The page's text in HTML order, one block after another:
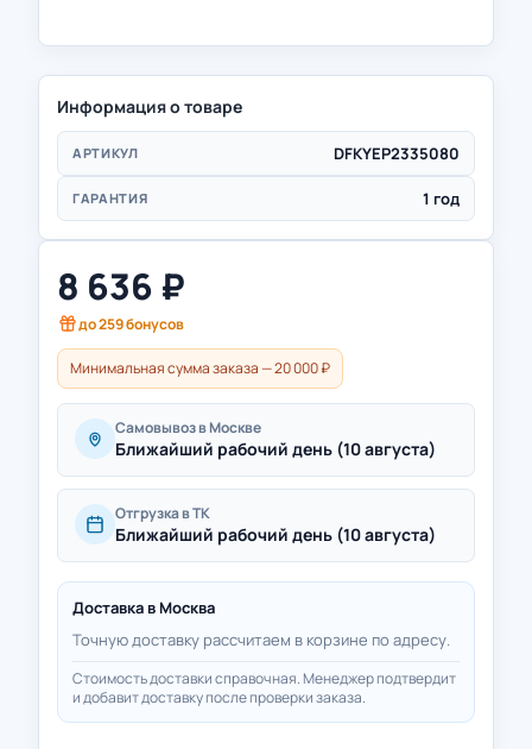
Информация о товаре
АРТИКУЛ DFKYEP2335080
ГАРАНТИЯ 1 год
8 636 ₽
до259бонусов
Минимальная сумма заказа — 20 000 ₽
Самовывоз в Москве
Ближайший рабочий день (10 августа)
Отгрузка в ТК
Ближайший рабочий день (10 августа)
Доставка в Москва
Точную доставку рассчитаем в корзине по адресу.
Стоимость доставки справочная. Менеджер подтвердит
и добавит доставку после проверки заказа.